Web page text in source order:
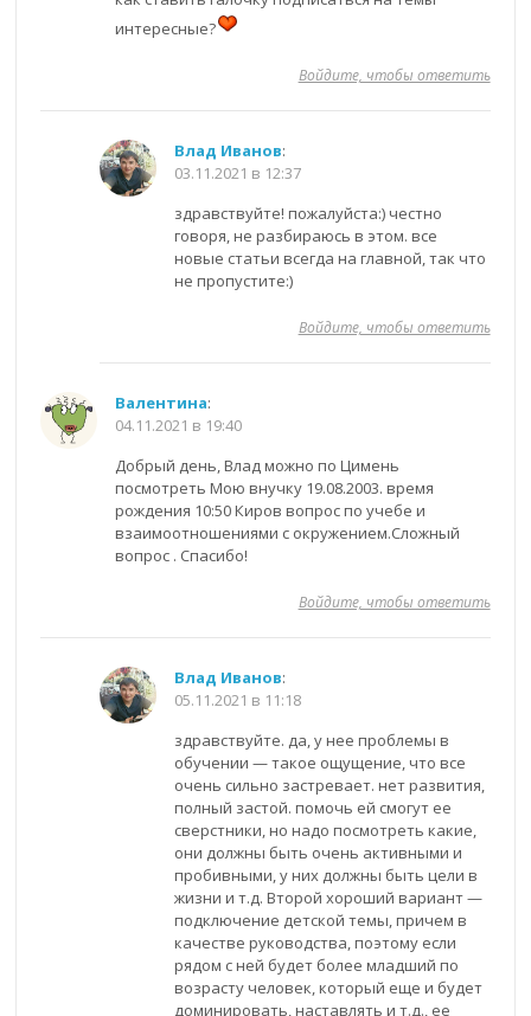
интересные?
Войдите, чтобы ответить
Влад Иванов:
03.11.2021 в 12:37
здравствуйте! пожалуйста:) честно
говоря, не разбираюсь в этом. все
новые статьи всегда на главной, так что
не пропустите:)
Войдите, чтобы ответить
Валентина:
04.11.2021 в 19:40
Добрый день, Влад можно по Цимень
посмотреть Мою внучку 19.08.2003. время
рождения 10:50 Киров вопрос по учебе и
взаимоотношениями с окружением.Сложный
вопрос . Спасибо!
Войдите, чтобы ответить
Влад Иванов:
05.11.2021 в 11:18
здравствуйте. да, у нее проблемы в
обучении — такое ощущение, что все
очень сильно застревает. нет развития,
полный застой. помочь ей смогут ее
сверстники, но надо посмотреть какие,
они должны быть очень активными и
пробивными, у них должны быть цели в
жизни и т.д. Второй хороший вариант —
подключение детской темы, причем в
качестве руководства, поэтому если
рядом с ней будет более младший по
возрасту человек, который еще и будет
доминировать, наставлять и т.д., ее